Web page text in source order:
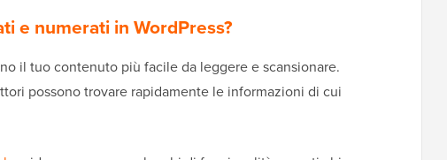
e numerati in WordPress?
il tuo contenuto più facile da leggere e scansionare.
possono trovare rapidamente le informazioni di cui